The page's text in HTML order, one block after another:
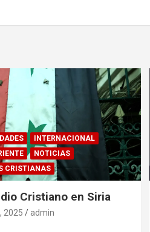
INTERNACIONAL
NOTICIAS
CRISTIANAS
Cristiano en Siria
2025 admin